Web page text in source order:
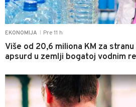
EKONOMIJA Pre 11 h
Više od 20,6 miliona KM za
apsurd u zemlji bogatoj vodnim